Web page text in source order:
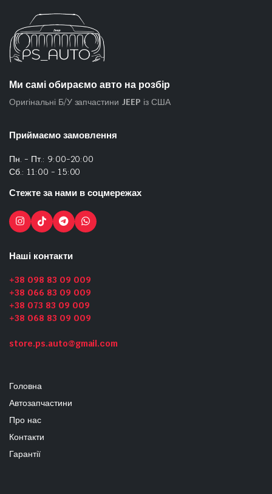
Ми самі обираємо авто на розбір
Оригінальні Б/У запчастини JEEP із США
Приймаємо замовлення
Пн. - Пт.: 9:00-20:00
Сб.: 11:00 - 15:00
Стежте за нами в соцмережах
Наші контакти
+38 098 83 09 009
+38 066 83 09 009
+38 073 83 09 009
+38 068 83 09 009
store.ps.auto@gmail.com
Головна
Автозапчастини
Про нас
Контакти
Гарантії